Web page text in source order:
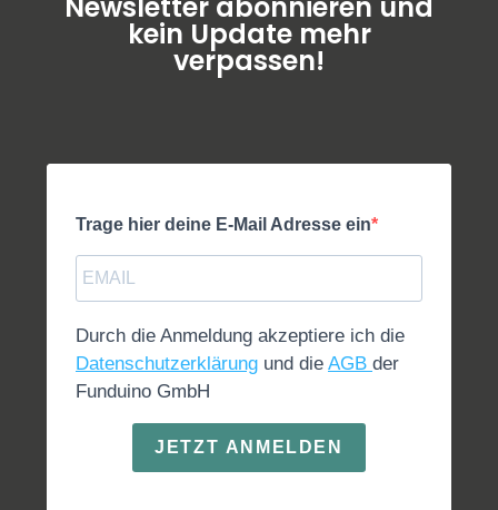
kein Update mehr
verpassen!
Trage hier deine E-Mail Adresse ein
Durch die Anmeldung akzeptiere ich die
Datenschutzerklärung und die AGB der
Funduino GmbH
JETZT ANMELDEN